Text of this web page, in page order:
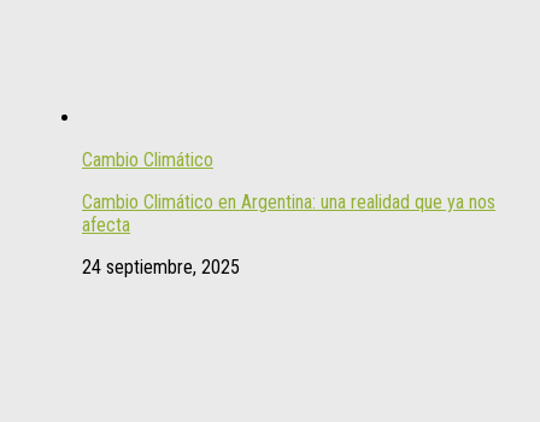
Cambio Climático
Cambio Climático en Argentina: una realidad que ya nos
afecta
24 septiembre, 2025